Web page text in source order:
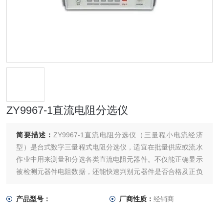
ZY9967-1直流电阻分选仪
简要描述： ZY9967-1直流电阻分选仪（三量程小电流经济
型）是台式数字三量程式电阻分选仪，适宜在批量供应或流水
作业中用来测量和分选各类直流电阻元器件。不仅能正确显示
被检测元器件电阻数据，还能快速判别元器件是否合格及正负
产品型号：
厂商性质： 经销商